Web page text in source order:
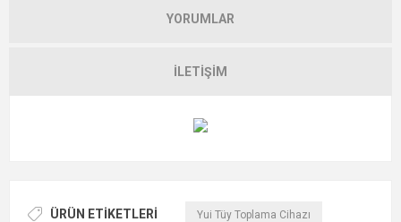
YORUMLAR
İLETIŞIM
ÜRÜN ETIKETLERI Yui Tüy Toplama Cihazı